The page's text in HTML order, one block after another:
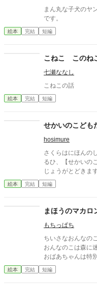
まん丸な子犬のヤ
です。
絵本 完結 短編
こねこ このね
七瀬ななし
こねこの話
絵本 完結 短編
せかいのこども
hosimure
さくらはにほんの
るひ、【せかいの
じょうがとどきま
と……。 ☆使用しているイラストは「かわいいフリー素材集いら
すとや」様のをお
絵本 完結 短編
まほうのマカロ
もちっぱち
ちいさなおんなのこ
おんなのこは森に
おばあちゃんは特
教え、 おんなのこは
り、ポットの呪文
絵本 完結 短編